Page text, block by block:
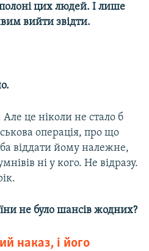
цих людей. І лише
вийти звідти.
Але це ніколи не стало б
операція, про що
віддати йому належне,
ні у кого. Не відразу.
не було шансів жодних?
наказ, і його